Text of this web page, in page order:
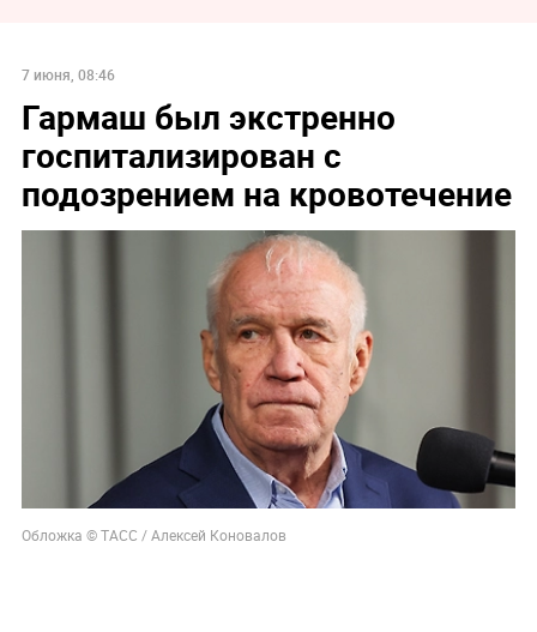
7 июня, 08:46
Гармаш был экстренно
госпитализирован с
подозрением на кровотечение
Обложка © ТАСС / Алексей Коновалов